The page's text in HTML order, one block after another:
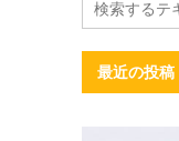
最近の投稿